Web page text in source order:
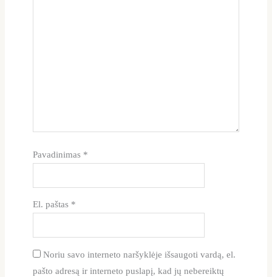
Pavadinimas *
El. paštas *
Noriu savo interneto naršyklėje išsaugoti vardą, el.
pašto adresą ir interneto puslapį, kad jų nebereiktų